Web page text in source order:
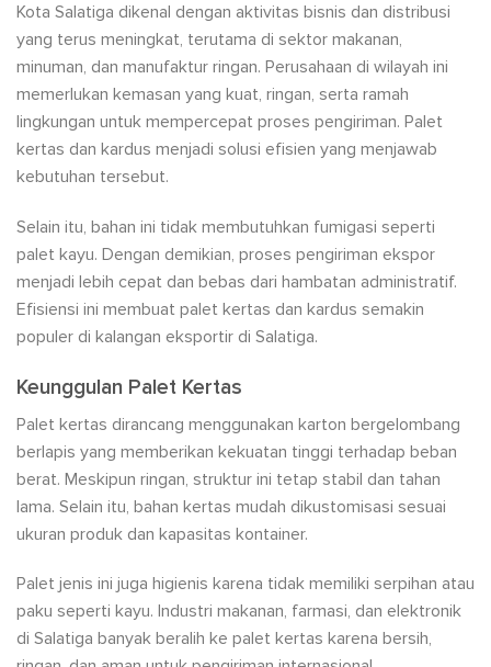
Kota Salatiga dikenal dengan aktivitas bisnis dan distribusi
yang terus meningkat, terutama di sektor makanan,
minuman, dan manufaktur ringan. Perusahaan di wilayah ini
memerlukan kemasan yang kuat, ringan, serta ramah
lingkungan untuk mempercepat proses pengiriman. Palet
kertas dan kardus menjadi solusi efisien yang menjawab
kebutuhan tersebut.
Selain itu, bahan ini tidak membutuhkan fumigasi seperti
palet kayu. Dengan demikian, proses pengiriman ekspor
menjadi lebih cepat dan bebas dari hambatan administratif.
Efisiensi ini membuat palet kertas dan kardus semakin
populer di kalangan eksportir di Salatiga.
Keunggulan Palet Kertas
Palet kertas dirancang menggunakan karton bergelombang
berlapis yang memberikan kekuatan tinggi terhadap beban
berat. Meskipun ringan, struktur ini tetap stabil dan tahan
lama. Selain itu, bahan kertas mudah dikustomisasi sesuai
ukuran produk dan kapasitas kontainer.
Palet jenis ini juga higienis karena tidak memiliki serpihan atau
paku seperti kayu. Industri makanan, farmasi, dan elektronik
di Salatiga banyak beralih ke palet kertas karena bersih,